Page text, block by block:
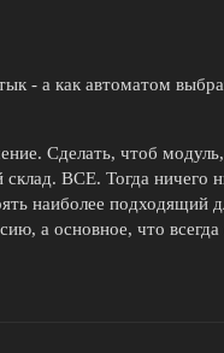
- а как автоматом
Сделать, чтоб
ВСЕ. Тогда ничего
наиболее подходящий
а основное, что